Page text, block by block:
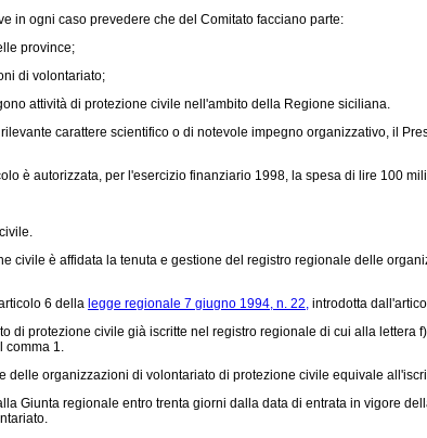
in ogni caso prevedere che del Comitato facciano parte:
province;
di volontariato;
attività di protezione civile nell'ambito della Regione siciliana.
carattere scientifico o di notevole impegno organizzativo, il
è autorizzata, per l'esercizio finanziario 1998, la spesa di lire 100
civile è affidata la tenuta e gestione del registro regionale delle
6 della legge regionale 7 giugno 1994, n. 22, introdotta
protezione civile già iscritte nel registro regionale di cui alla lettera
comma 1.
organizzazioni di volontariato di protezione civile equivale
Giunta regionale entro trenta giorni dalla data di entrata in vigore